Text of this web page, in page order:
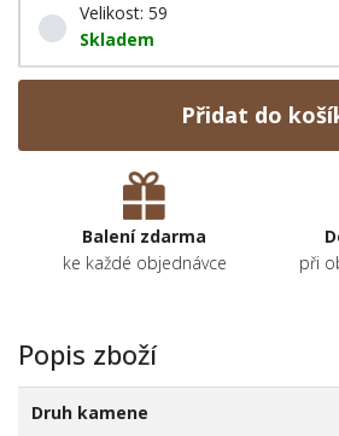
Velikost: 59
Skladem
Přidat do
Balení zdarma
ke každé objednávce
při
Popis zboží
Druh kamene